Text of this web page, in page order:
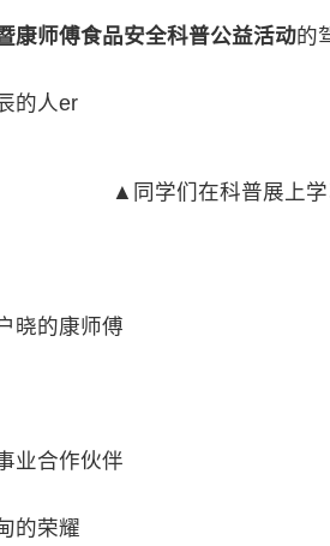
康师傅食品安全科普公益活动的
的人er
▲同学们在科普展上
晓的康师傅
业合作伙伴
的荣耀